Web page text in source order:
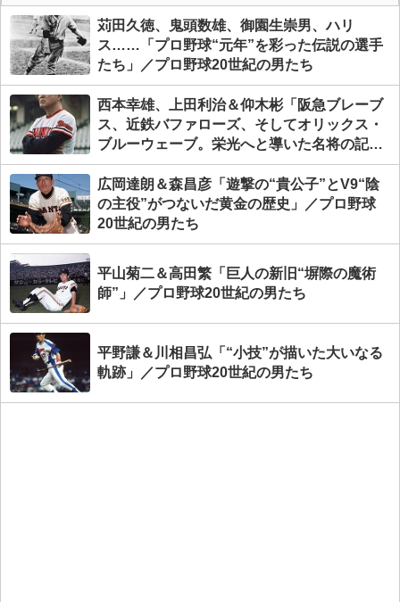
苅田久徳、鬼頭数雄、御園生崇男、ハリ
ス……「プロ野球“元年”を彩った伝説の選手
たち」／プロ野球20世紀の男たち
西本幸雄、上田利治＆仰木彬「阪急ブレーブ
ス、近鉄バファローズ、そしてオリックス・
ブルーウェーブ。栄光へと導いた名将の記
憶」／プロ野球20世紀の男たち
広岡達朗＆森昌彦「遊撃の“貴公子”とV9“陰
の主役”がつないだ黄金の歴史」／プロ野球
20世紀の男たち
平山菊二＆高田繁「巨人の新旧“塀際の魔術
師”」／プロ野球20世紀の男たち
平野謙＆川相昌弘「“小技”が描いた大いなる
軌跡」／プロ野球20世紀の男たち